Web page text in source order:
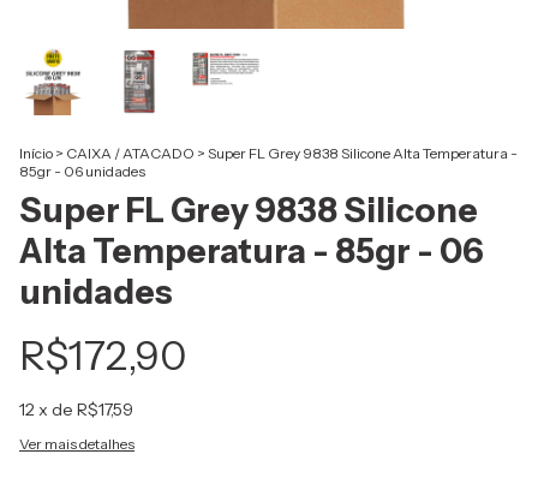
Início > CAIXA / ATACADO > Super FL Grey 9838 Silicone Alta Temperatura -
85gr - 06 unidades
Super FL Grey 9838 Silicone
Alta Temperatura - 85gr - 06
unidades
R$172,90
12x de R$17,59
Ver mais detalhes